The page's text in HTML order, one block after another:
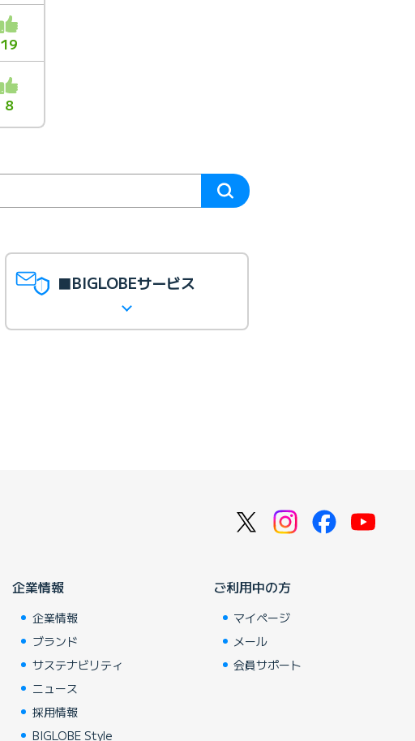
19
8
■BIGLOBEサービス
企業情報
企業情報
ブランド
サステナビリティ
ニュース
採用情報
BIGLOBE Style
ご利用中の方
マイページ
メール
会員サポート